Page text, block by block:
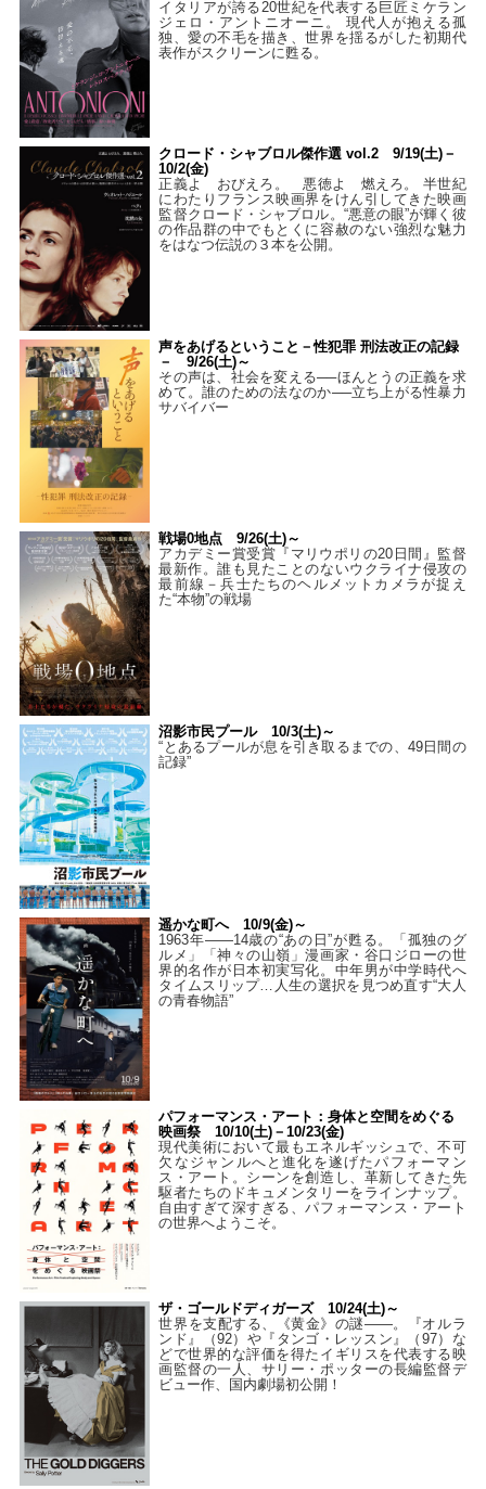
イタリアが誇る20世紀を代表する巨匠ミケラン
ジェロ・アントニオーニ。 現代人が抱える孤
独、愛の不毛を描き、世界を揺るがした初期代
表作がスクリーンに甦る。
クロード・シャブロル傑作選 vol.2 9/19(土)－
10/2(金)
正義よ おびえろ。 悪徳よ 燃えろ。 半世紀
にわたりフランス映画界をけん引してきた映画
監督クロード・シャブロル。“悪意の眼”が輝く彼
の作品群の中でもとくに容赦のない強烈な魅力
をはなつ伝説の３本を公開。
声をあげるということ－性犯罪 刑法改正の記録
－ 9/26(土)～
その声は、社会を変える──ほんとうの正義を求
めて。誰のための法なのか──立ち上がる性暴力
サバイバー
戦場0地点 9/26(土)～
アカデミー賞受賞『マリウポリの20日間』監督
最新作。誰も見たことのないウクライナ侵攻の
最前線－兵士たちのヘルメットカメラが捉え
た“本物”の戦場
沼影市民プール 10/3(土)～
“とあるプールが息を引き取るまでの、49日間の
記録”
遥かな町へ 10/9(金)～
1963年――14歳の“あの日”が甦る。「孤独のグ
ルメ」「神々の山嶺」漫画家・谷口ジローの世
界的名作が日本初実写化。中年男が中学時代へ
タイムスリップ…人生の選択を見つめ直す“大人
の青春物語”
パフォーマンス・アート：身体と空間をめぐる
映画祭 10/10(土)－10/23(金)
現代美術において最もエネルギッシュで、不可
欠なジャンルへと進化を遂げたパフォーマン
ス・アート。シーンを創造し、革新してきた先
駆者たちのドキュメンタリーをラインナップ。
自由すぎて深すぎる、パフォーマンス・アート
の世界へようこそ。
ザ・ゴールドディガーズ 10/24(土)～
世界を支配する、《黄金》の謎――。『オルラ
ンド』（92）や『タンゴ・レッスン』（97）な
どで世界的な評価を得たイギリスを代表する映
画監督の一人、サリー・ポッターの長編監督デ
ビュー作、国内劇場初公開！